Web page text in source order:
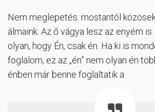
Nem meglepetés: mostantól
álmaink. Az ő vágya lesz az enyém
olyan, hogy Én, csak én. Ha ki is
foglalom, ez az „én” nem olyan én
énben már benne foglaltatik a